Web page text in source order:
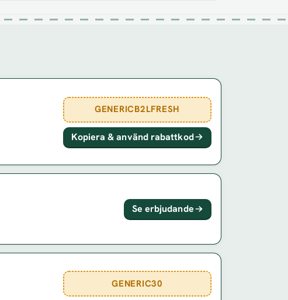
GENERICB2LFRESH
Kopiera & använd rabattkod
Se erbjudande
GENERIC30